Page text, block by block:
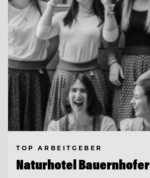
TOP ARBEITGEBER
Naturhotel Bauernhofer